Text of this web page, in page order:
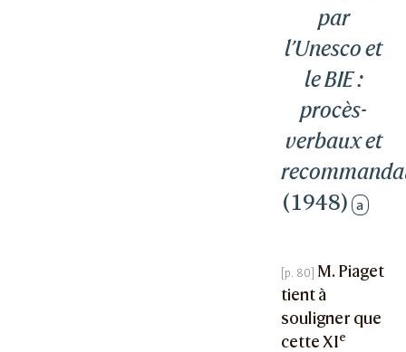
par
l’Unesco et
le BIE :
procès-
verbaux et
(1948) a
M. Piaget
tient à
souligner que
cette XIe